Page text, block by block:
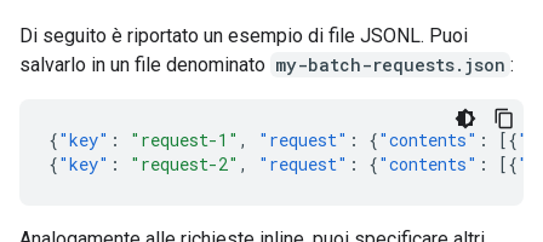
Di seguito è riportato un esempio di file JSONL. Puoi
salvarlo in un file denominato my-batch-requests.json :
{"key" : "request-1" , "request" : {"contents" : [{
{"key" : "request-2" , "request" : {"contents" : [{